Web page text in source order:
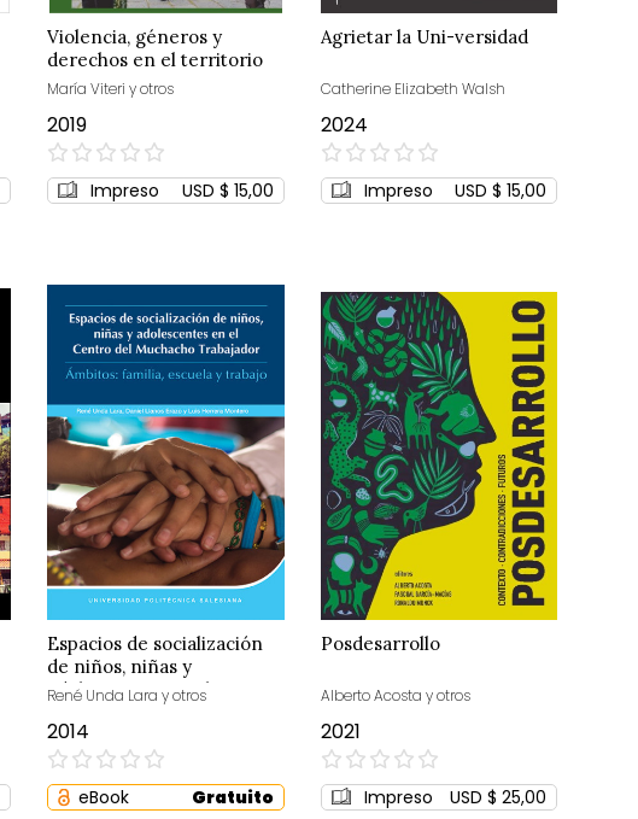
Violencia, géneros y
derechos en el territorio
María Viteri y otros
2019
0%
Impreso USD $ 15,00
Agrietar la Uni-versidad
Catherine Elizabeth Walsh
2024
0%
Impreso USD $ 15,00
Espacios de socialización
de niños, niñas y
adolescentes en el Centro
del Muchacho Trabajador
René Unda Lara y otros
2014
0%
eBook
Gratuito
Posdesarrollo
Alberto Acosta y otros
2021
0%
Impreso USD $ 25,00